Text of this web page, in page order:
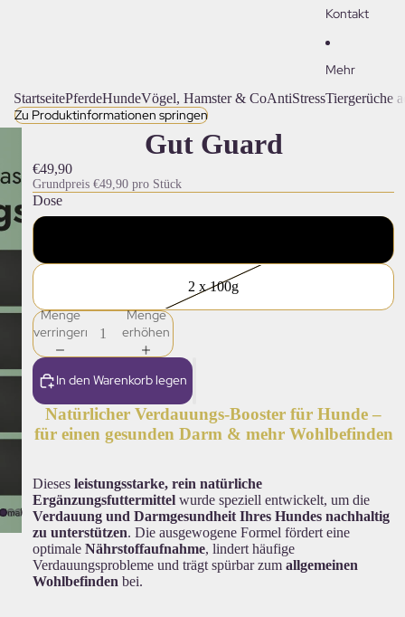
Kontakt
Mehr
StartseitePferdeHundeVögel, Hamster & CoAntiStressTiergerüche
Zu Produktinformationen springen
Gut Guard
€49,90
Grundpreis €49,90 pro Stück
Dose
2 x 100g
Menge
verringern
Menge
erhöhen
In den Warenkorb legen
Natürlicher Verdauungs-Booster für Hunde –
für einen gesunden Darm & mehr Wohlbefinden
Dieses leistungsstarke, rein natürliche
Ergänzungsfuttermittel wurde speziell entwickelt, um die
Verdauung und Darmgesundheit Ihres Hundes nachhaltig
zu unterstützen. Die ausgewogene Formel fördert eine
optimale Nährstoffaufnahme, lindert häufige
Verdauungsprobleme und trägt spürbar zum allgemeinen
Wohlbefinden bei.